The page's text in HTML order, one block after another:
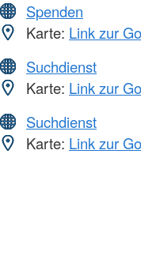
Spenden
Karte: Link zur
Suchdienst
Karte: Link zur
Suchdienst
Karte: Link zur